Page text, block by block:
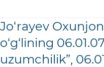
Jo‘rayev
o‘g‘lining
uzumchilik”,